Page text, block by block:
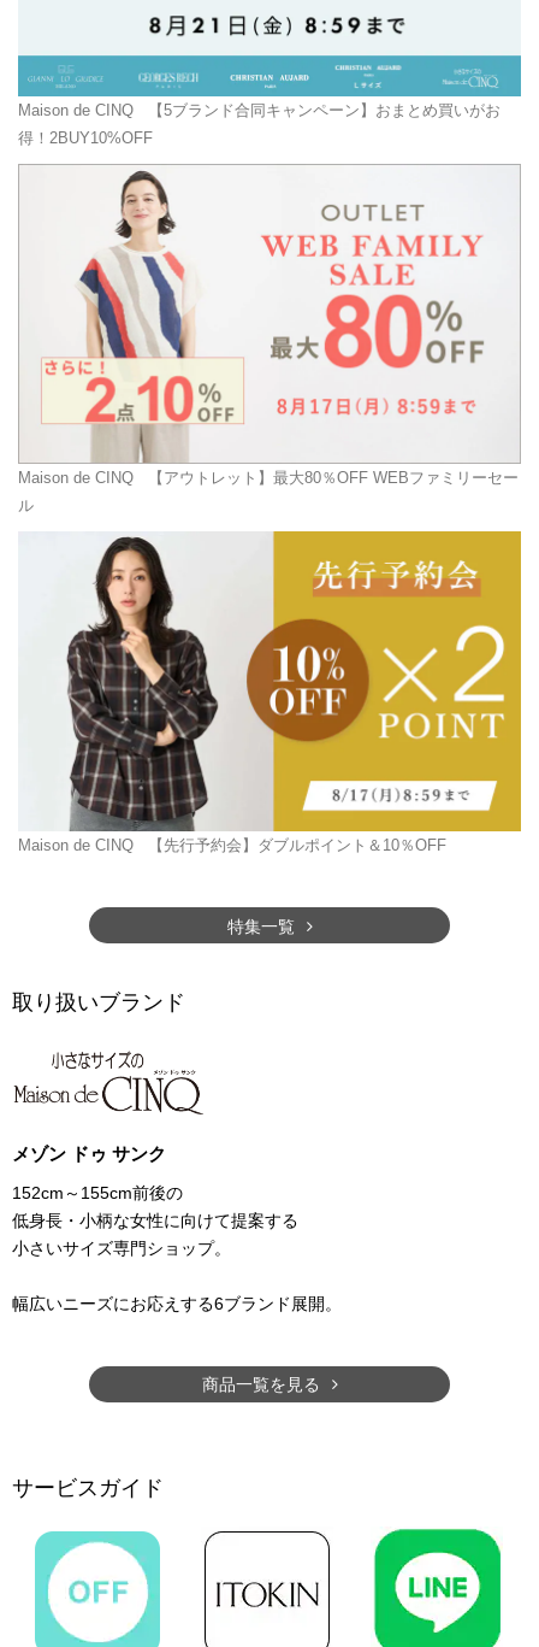
Maison de CINQ 【5ブランド合同キャンペーン】おまとめ買いがお
得！2BUY10%OFF
Maison de CINQ 【アウトレット】最大80％OFF WEBファミリーセー
ル
Maison de CINQ 【先行予約会】ダブルポイント＆10％OFF
特集一覧
取り扱いブランド
メゾン ドゥ サンク
152cm～155cm前後の
低身長・小柄な女性に向けて提案する
小さいサイズ専門ショップ。
幅広いニーズにお応えする6ブランド展開。
商品一覧を見る
サービスガイド